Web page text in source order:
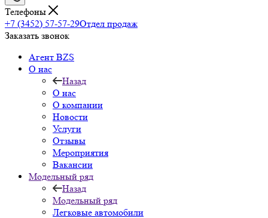
Телефоны
+7 (3452) 57-57-29Отдел продаж
Заказать звонок
Агент BZS
О нас
Назад
О нас
О компании
Новости
Услуги
Отзывы
Мероприятия
Вакансии
Модельный ряд
Назад
Модельный ряд
Легковые автомобили